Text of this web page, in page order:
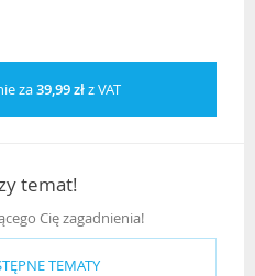
za39,99 złz VAT
temat!
Cię zagadnienia!
TEMATY